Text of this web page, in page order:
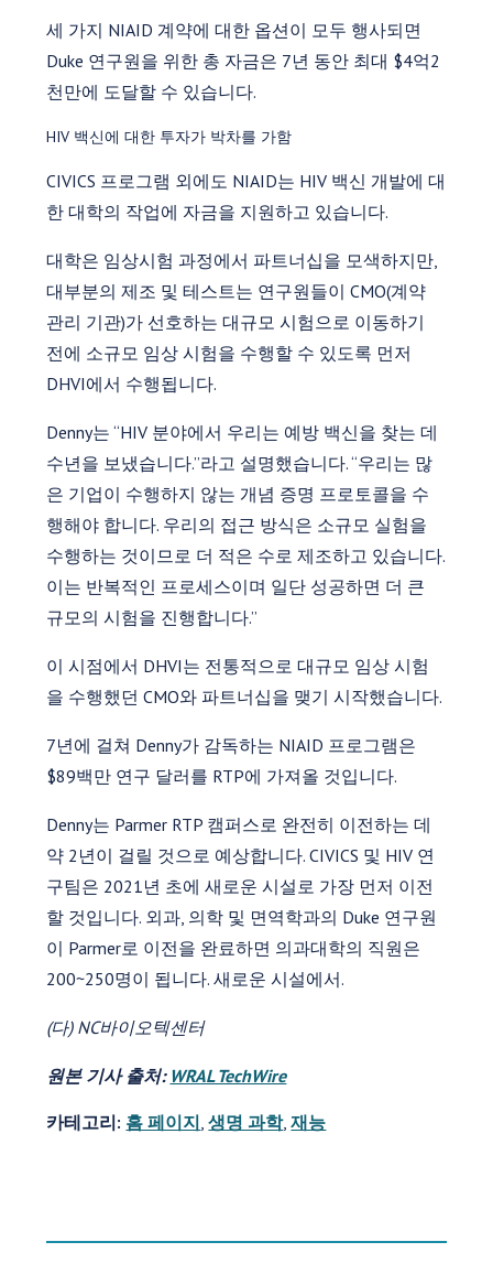
세 가지 NIAID 계약에 대한 옵션이 모두 행사되면
Duke 연구원을 위한 총 자금은 7년 동안 최대 $4억2
천만에 도달할 수 있습니다.
HIV 백신에 대한 투자가 박차를 가함
CIVICS 프로그램 외에도 NIAID는 HIV 백신 개발에 대
한 대학의 작업에 자금을 지원하고 있습니다.
대학은 임상시험 과정에서 파트너십을 모색하지만,
대부분의 제조 및 테스트는 연구원들이 CMO(계약
관리 기관)가 선호하는 대규모 시험으로 이동하기
전에 소규모 임상 시험을 수행할 수 있도록 먼저
DHVI에서 수행됩니다.
Denny는 “HIV 분야에서 우리는 예방 백신을 찾는 데
수년을 보냈습니다.”라고 설명했습니다. “우리는 많
은 기업이 수행하지 않는 개념 증명 프로토콜을 수
행해야 합니다. 우리의 접근 방식은 소규모 실험을
수행하는 것이므로 더 적은 수로 제조하고 있습니다.
이는 반복적인 프로세스이며 일단 성공하면 더 큰
규모의 시험을 진행합니다.”
이 시점에서 DHVI는 전통적으로 대규모 임상 시험
을 수행했던 CMO와 파트너십을 맺기 시작했습니다.
7년에 걸쳐 Denny가 감독하는 NIAID 프로그램은
$89백만 연구 달러를 RTP에 가져올 것입니다.
Denny는 Parmer RTP 캠퍼스로 완전히 이전하는 데
약 2년이 걸릴 것으로 예상합니다. CIVICS 및 HIV 연
구팀은 2021년 초에 새로운 시설로 가장 먼저 이전
할 것입니다. 외과, 의학 및 면역학과의 Duke 연구원
이 Parmer로 이전을 완료하면 의과대학의 직원은
200~250명이 됩니다. 새로운 시설에서.
(다) NC바이오텍센터
원본 기사 출처: WRAL TechWire
카테고리: 홈 페이지 ,생명 과학,재능